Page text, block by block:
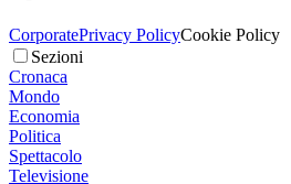
CorporatePrivacy PolicyCookie Policy
Sezioni
Cronaca
Mondo
Economia
Politica
Spettacolo
Televisione